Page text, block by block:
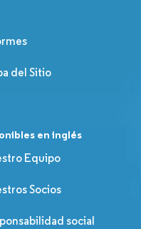
del Sitio
en inglés
Equipo
Socios
social